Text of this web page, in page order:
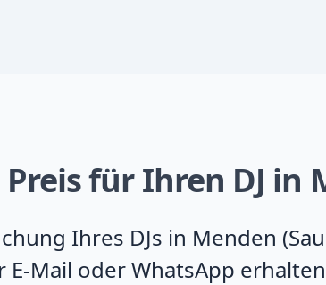
für Ihren DJ in
Ihres DJs in Menden
Mail oder WhatsApp